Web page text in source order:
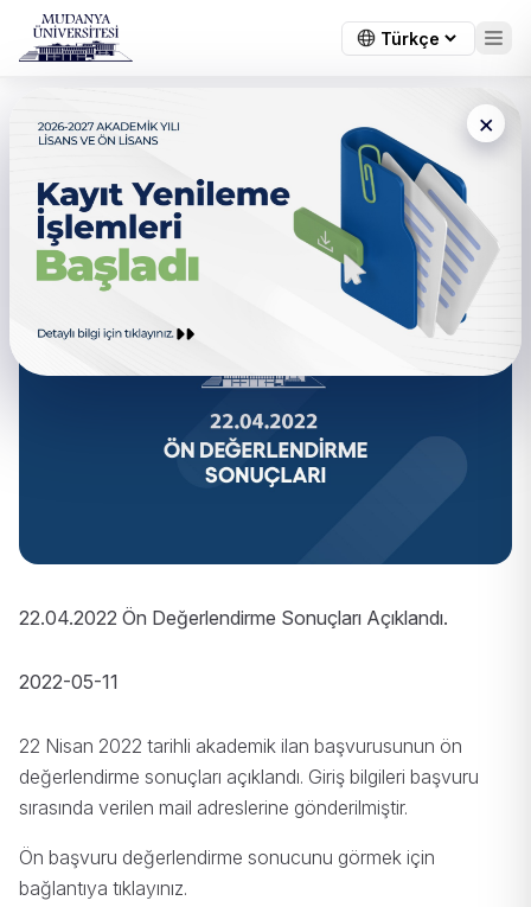
×
← Tüm duyurular
22.04.2022 Ön Değerlendirme
Sonuçları Açıklandı.
22.04.2022 Ön Değerlendirme Sonuçları Açıklandı.
2022-05-11
22 Nisan 2022 tarihli akademik ilan başvurusunun ön
değerlendirme sonuçları açıklandı. Giriş bilgileri başvuru
sırasında verilen mail adreslerine gönderilmiştir.
Ön başvuru değerlendirme sonucunu görmek için
bağlantıya tıklayınız.